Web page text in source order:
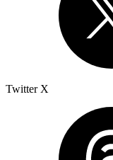
Twitter X